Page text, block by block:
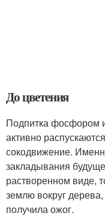
До цветения
Подпитка фосфором
активно
сокодвижение.
закладывания
растворенном виде,
землю вокруг
получила ожог.